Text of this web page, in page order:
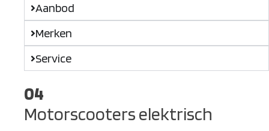
Aanbod
Merken
Service
04
Motorscooters elektrisch